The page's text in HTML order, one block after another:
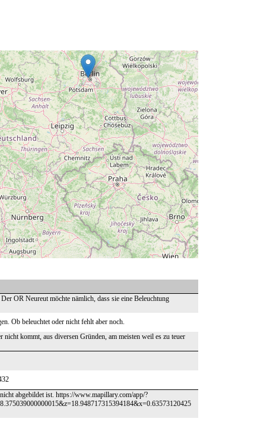
OR Neureut möchte nämlich, dass sie eine Beleuchtung
Ob beleuchtet oder nicht fehlt aber noch.
kommt, aus diversen Gründen, am meisten weil es zu teuer
abgebildet ist. https://www.mapillary.com/app/?